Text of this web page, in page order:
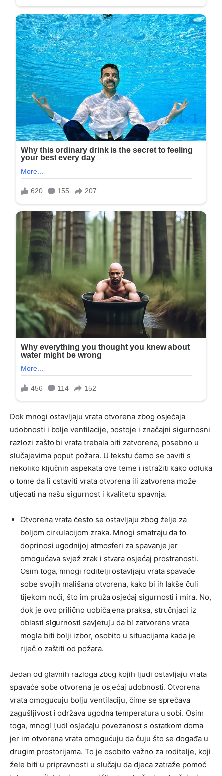
Dok mnogi ostavljaju vrata otvorena zbog osjećaja
udobnosti i bolje ventilacije, postoje i značajni sigurnosni
razlozi zašto bi vrata trebala biti zatvorena, posebno u
slučajevima poput požara. U tekstu ćemo se baviti s
nekoliko ključnih aspekata ove teme i istražiti kako odluka
o tome da li ostaviti vrata otvorena ili zatvorena može
utjecati na našu sigurnost i kvalitetu spavnja.
Otvorena vrata često se ostavljaju zbog želje za
boljom cirkulacijom zraka. Mnogi smatraju da to
doprinosi ugodnijoj atmosferi za spavanje jer
omogućava svjež zrak i stvara osjećaj prostranosti.
Osim toga, mnogi roditelji ostavljaju vrata spavaće
sobe svojih mališana otvorena, kako bi ih lakše čuli
tijekom noći, što im pruža osjećaj sigurnosti i mira. No,
dok je ovo prilično uobičajena praksa, stručnjaci iz
oblasti sigurnosti savjetuju da bi zatvorena vrata
mogla biti bolji izbor, osobito u situacijama kada je
riječ o zaštiti od požara.
Jedan od glavnih razloga zbog kojih ljudi ostavljaju vrata
spavaće sobe otvorena je osjećaj udobnosti. Otvorena
vrata omogućuju bolju ventilaciju, čime se sprečava
zagušljivost i održava ugodna temperatura u sobi. Osim
toga, mnogi ljudi osjećaju povezanost s ostatkom doma
jer im otvorena vrata omogućuju da čuju što se događa u
drugim prostorijama. To je osobito važno za roditelje, koji
žele biti u pripravnosti u slučaju da djeca zatraže pomoć